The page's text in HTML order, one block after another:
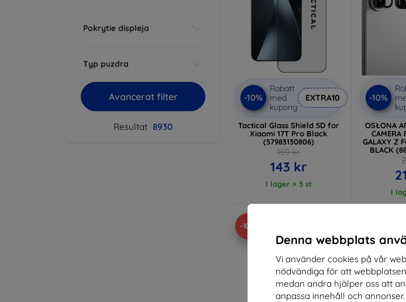
Denna webbplats
Vi använder cookies på vår
nödvändiga för att
medan andra hjälper oss att
anpassa innehåll och annonser.
Pokrytie displeja
Typ puzdra
Avancerat filter
Resultat 8930
-10%
Rabatt
med
kupong
EXTRA10
Tactical Glass Shield 5D for
Xiaomi 17T Pro Black
(57983130806)
159 kr
143 kr
I lager > 5 st
-10%
OSŁONA
CAMERA
GALAXY Z
BLACK
I
-10%